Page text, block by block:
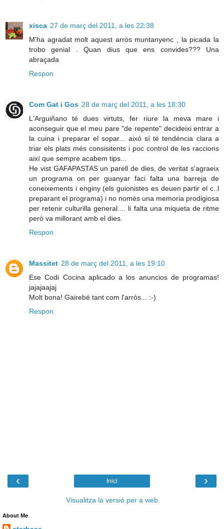
xisca 27 de març del 2011, a les 22:38
M'ha agradat molt aquest arròs muntanyenc , la picada la
trobo genial . Quan dius que ens convides??? Una
abraçada
Respon
Com Gat i Gos 28 de març del 2011, a les 18:30
L'Arguiñano té dues virtuts, fer riure la meva mare i
aconseguir que el meu pare "de repente" decideixi entrar a
la cuina i preparar el sopar... aixó sí té tendéncia clara a
triar els plats més consisitents i poc control de les raccions
així que sempre acabem tips...
He vist GAFAPASTAS un parell de dies, de veritat s'agraeix
un programa on per guanyar faci falta una barreja de
coneixements i enginy (els guionistes es deuen partir el c..l
preparant el programa) i no només una memoria prodigiosa
per retenir culturilla general.... li falta una miqueta de ritme
però va millorant amb el dies.
Respon
Massitet 28 de març del 2011, a les 19:10
Ese Codi Cocina aplicado a los anuncios de programas!
jajajaajaj
Molt bona! Gairebé tant com l'arròs... :-)
Respon
‹ ›
Inici
Visualitza la versió per a web
About Me